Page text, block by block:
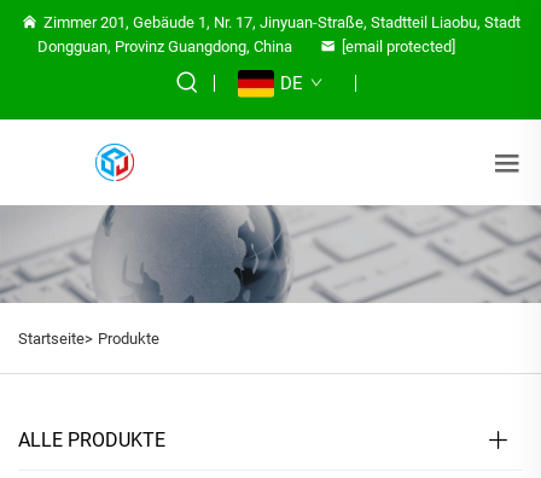
Zimmer 201, Gebäude 1, Nr. 17, Jinyuan-Straße, Stadtteil Liaobu, Stadt
Dongguan, Provinz Guangdong, China
[email protected]
DE
Startseite> Produkte
ALLE PRODUKTE